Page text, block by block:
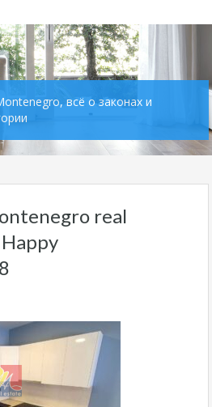
всё о законах и
real